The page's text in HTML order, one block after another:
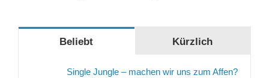
Beliebt Kürzlich
Single Jungle – machen wir uns zum Affen?